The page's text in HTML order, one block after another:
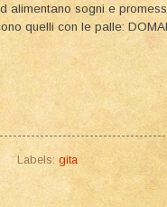
alimentano sogni e
quelli con le palle:
Labels: gita